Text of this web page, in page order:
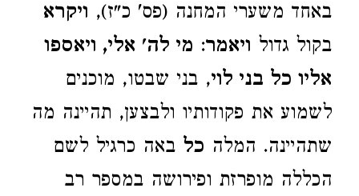
באחד משערי המחנה (פס' כ"ז), ויקרא
בקול גדול ויאמר: מי לה' אלי, ויאספו
אליו כל בני לוי, בני שבטו, מוכנים
לשמוע את פקודותיו ולבצען, תהיינה מה
שתהיינה. המלה כל באה כרגיל לשם
הכללה מופרזת ופירושה במספר רב